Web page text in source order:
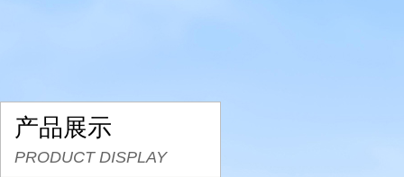
产品展示
PRODUCT DISPLAY